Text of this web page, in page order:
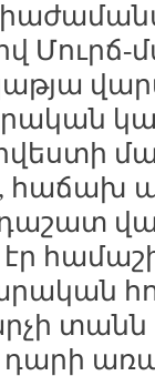
էր
տանն